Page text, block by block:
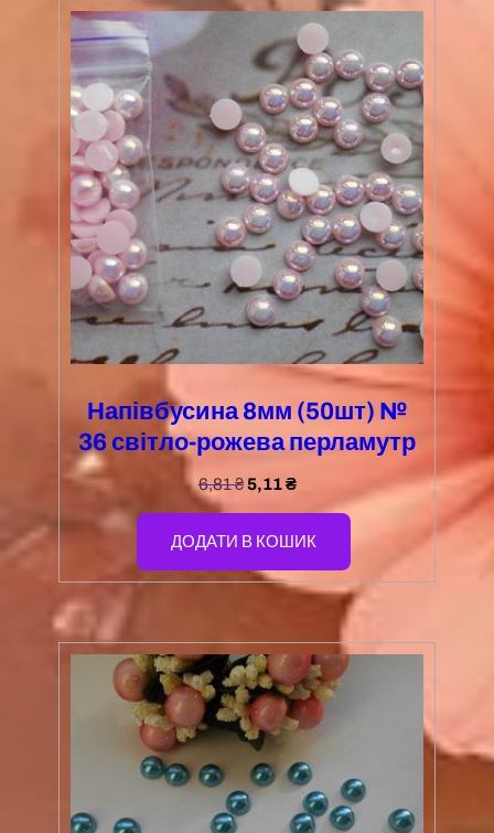
Напівбусина 8мм (50шт) №
36 світло-рожева перламутр
6,81₴ 5,11₴
ДОДАТИ В КОШИК